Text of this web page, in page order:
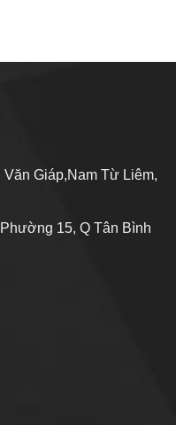
Giáp,Nam Từ Liêm,
15, Q Tân Bình